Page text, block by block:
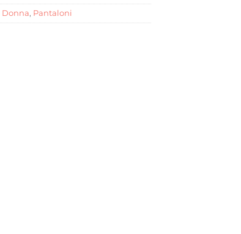
Donna, Pantaloni